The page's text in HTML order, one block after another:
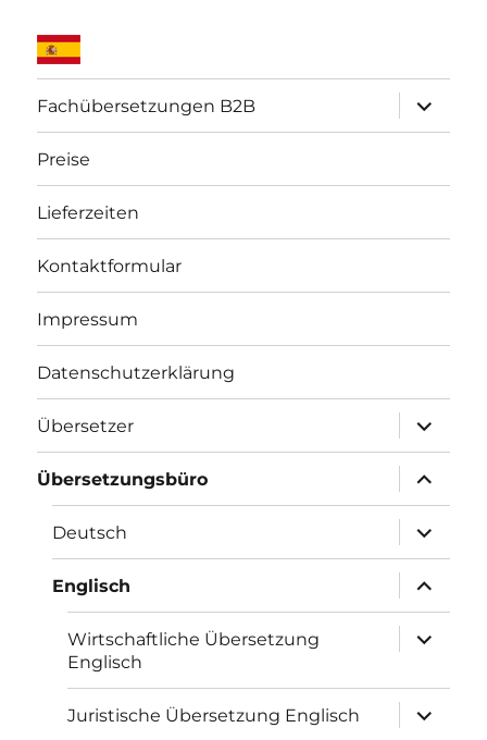
Fachübersetzungen B2B
öffnen
Preise
Lieferzeiten
Kontaktformular
Impressum
Datenschutzerklärung
Übersetzer
öffnen
Übersetzungsbüro
öffnen
Deutsch
öffnen
Englisch
öffnen
Wirtschaftliche Übersetzung
Englisch
öffnen
Juristische Übersetzung Englisch
öffnen